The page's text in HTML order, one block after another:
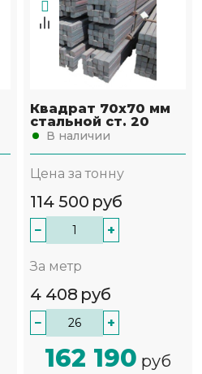
Квадрат 70х70 мм
стальной ст. 20
В наличии
Цена за тонну
114 500 руб
− +
За метр
4 408 руб
− +
162 190 руб